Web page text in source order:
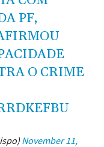
PF,
O CRIME
November 11,